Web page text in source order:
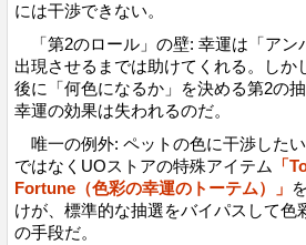
には干渉できない。
「第2のロール」の壁: 幸運は「ア
出現させるまでは助けてくれる。しか
後に「何色になるか」を決める第2の
幸運の効果は失われるのだ。
唯一の例外: ペットの色に干渉した
ではなくUOストアの特殊アイテム 「
Fortune（色彩の幸運のトーテム）」
けが、標準的な抽選をバイパスして色
の手段だ。